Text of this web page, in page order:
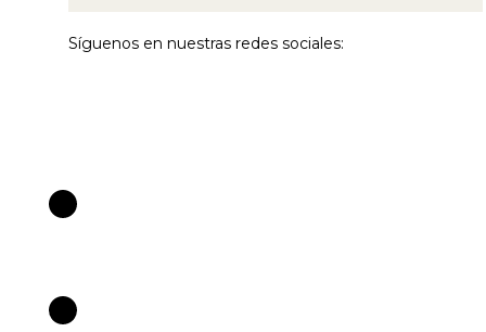
Síguenos en nuestras redes sociales: